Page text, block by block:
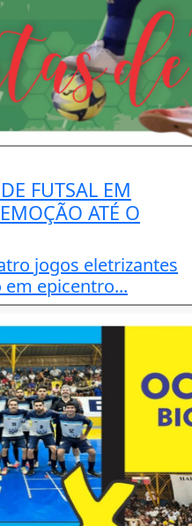
FUTSAL EM
ATÉ O
jogos eletrizantes
epicentro...